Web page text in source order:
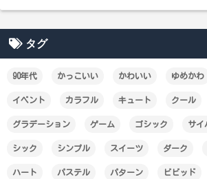
タグ
90年代 かっこいい かわいい ゆめかわ
イベント カラフル キュート クール
グラデーション ゲーム ゴシック サイ
シック シンプル スイーツ ダーク
ハート パステル パターン ビビッド